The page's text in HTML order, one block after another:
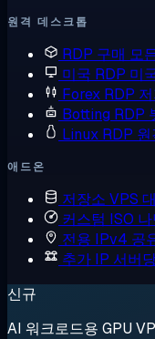
원격 데스크톱
RDP 구매 모
미국 RDP 미
Forex RDP
Botting RDP
Linux RDP
애드온
저장소 VPS
커스텀 ISO
전용 IPv4 공
추가 IP 서버
신규
AI 워크로드용 GPU